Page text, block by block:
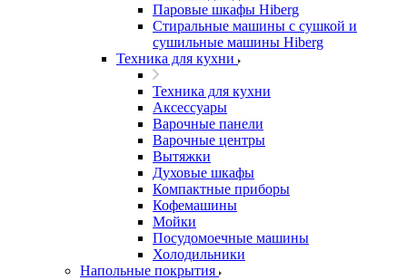
Паровые шкафы Hiberg
Стиральные машины с сушкой и
сушильные машины Hiberg
Техника для кухни
Техника для кухни
Аксессуары
Варочные панели
Варочные центры
Вытяжки
Духовые шкафы
Компактные приборы
Кофемашины
Мойки
Посудомоечные машины
Холодильники
Напольные покрытия